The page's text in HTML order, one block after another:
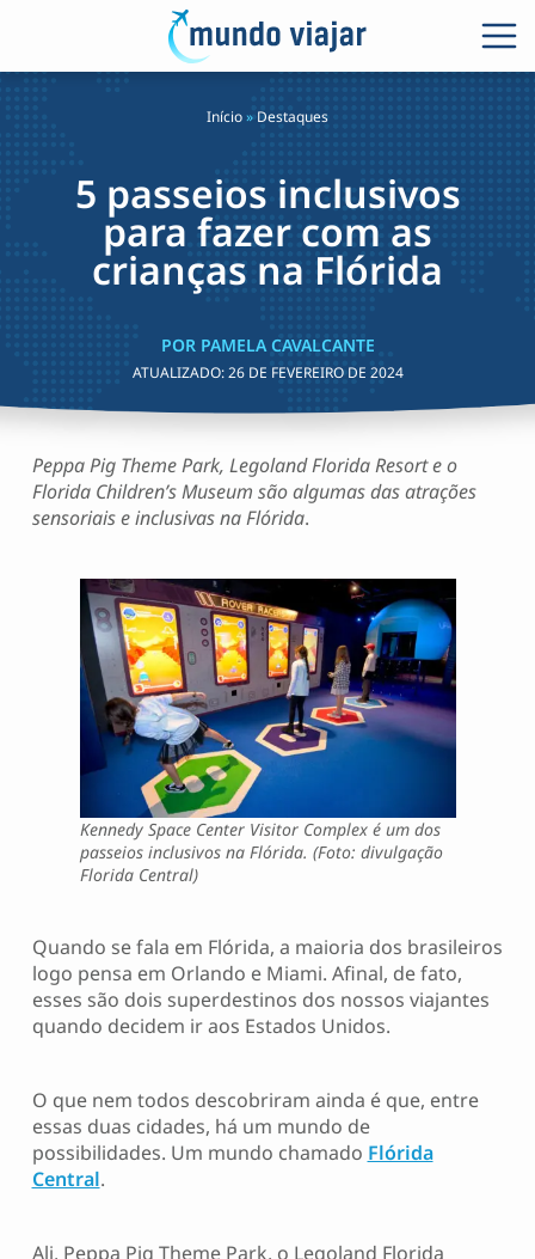
Início» Destaques
5 passeios inclusivos
para fazer com as
crianças na Flórida
POR PAMELA CAVALCANTE
ATUALIZADO:26 DE FEVEREIRO DE 2024
Peppa Pig Theme Park, Legoland Florida Resort e o
Florida Children’s Museum são algumas das atrações
sensoriais e inclusivas na Flórida.
Kennedy Space Center Visitor Complex é um dos
passeios inclusivos na Flórida. (Foto: divulgação
Florida Central)
Quando se fala em Flórida, a maioria dos brasileiros
logo pensa em Orlando e Miami. Afinal, de fato,
esses são dois superdestinos dos nossos viajantes
quando decidem ir aos Estados Unidos.
O que nem todos descobriram ainda é que, entre
essas duas cidades, há um mundo de
possibilidades. Um mundo chamado Flórida
Central.
Ali, Peppa Pig Theme Park, o Legoland Florida